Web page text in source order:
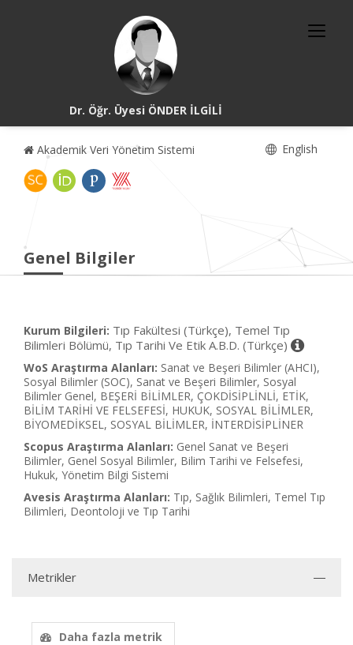
Dr. Öğr. Üyesi ÖNDER İLGİLİ
Akademik Veri Yönetim Sistemi English
Genel Bilgiler
Kurum Bilgileri: Tıp Fakültesi (Türkçe), Temel Tıp
Bilimleri Bölümü, Tıp Tarihi Ve Etik A.B.D. (Türkçe)
WoS Araştırma Alanları: Sanat ve Beşeri Bilimler (AHCI),
Sosyal Bilimler (SOC), Sanat ve Beşeri Bilimler, Sosyal
Bilimler Genel, BEŞERİ BİLİMLER, ÇOKDİSİPLİNLİ, ETİK,
BİLİM TARİHİ VE FELSEFESİ, HUKUK, SOSYAL BİLİMLER,
BİYOMEDİKSEL, SOSYAL BİLİMLER, İNTERDİSİPLİNER
Scopus Araştırma Alanları: Genel Sanat ve Beşeri
Bilimler, Genel Sosyal Bilimler, Bilim Tarihi ve Felsefesi,
Hukuk, Yönetim Bilgi Sistemi
Avesis Araştırma Alanları: Tıp, Sağlık Bilimleri, Temel Tıp
Bilimleri, Deontoloji ve Tıp Tarihi
Metrikler
Daha fazla metrik